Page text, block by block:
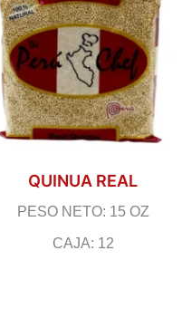
QUINUA REAL
PESO NETO: 15 OZ
CAJA: 12